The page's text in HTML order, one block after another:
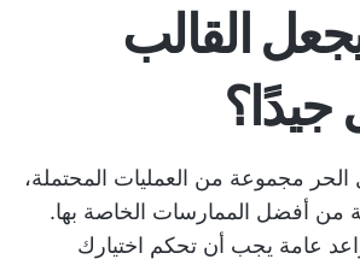
القالب
جيدًا؟
مجموعة من العمليات المحتملة،
من أفضل الممارسات الخاصة بها.
عامة يجب أن تحكم اختيارك